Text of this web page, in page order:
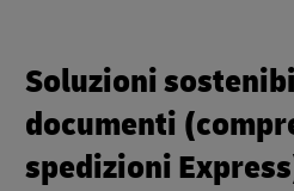
Soluzioni
documenti
spedizioni